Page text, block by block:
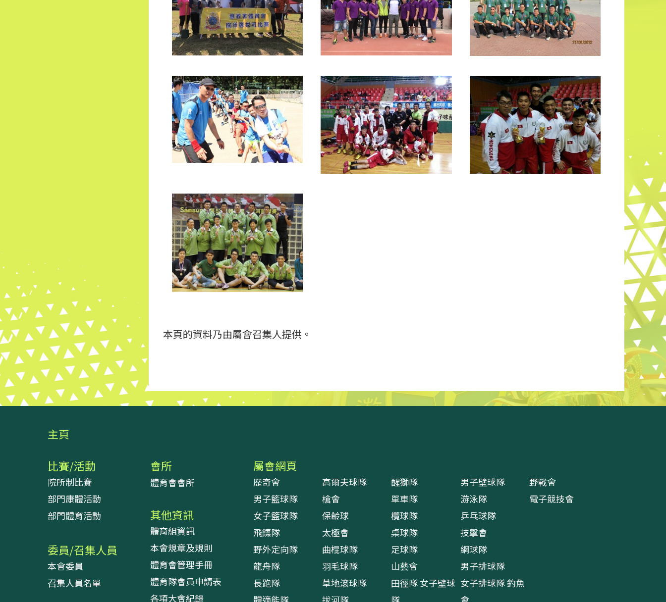
本頁的資料乃由屬會召集人提供。
主頁
比賽/活動
院所制比賽
部門康體活動
部門體育活動
委員/召集人員
本會委員
召集人員名單
會所
體育會會所
其他資訊
體育組資訊
本會規章及規則
體育會管理手冊
體育隊會員申請表
各項大會紀錄
屬會網頁
歷奇會
男子籃球隊
女子籃球隊
飛鏢隊
野外定向隊
龍舟隊
長跑隊
高爾夫球隊
槍會
保齡球
太極會
曲棍球隊
羽毛球隊
草地滾球隊
醒獅隊
單車隊
欖球隊
桌球隊
足球隊
山藝會
田徑隊女子壁球
男子壁球隊
游泳隊
乒乓球隊
技擊會
網球隊
男子排球隊
女子排球隊釣魚
野戰會
電子競技會